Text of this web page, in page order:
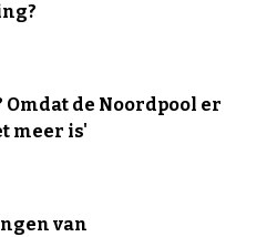
Omdat de Noordpool er
meer is'
van